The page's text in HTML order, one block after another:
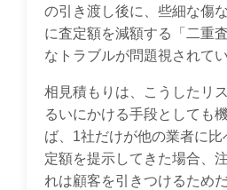
の引き渡し後に、些細な傷
に査定額を減額する「二重
なトラブルが問題視されてい
相見積もりは、こうしたリ
るいにかける手段としても
ば、1社だけが他の業者に
定額を提示してきた場合、
れは顧客を引きつけるため